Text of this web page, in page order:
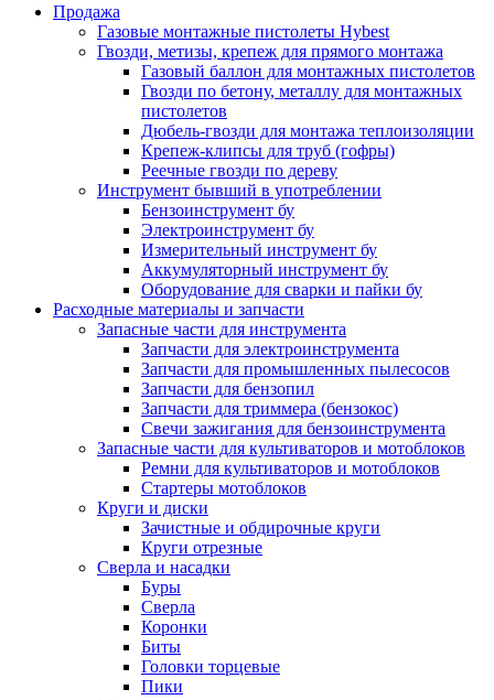
Продажа
Газовые монтажные пистолеты Hybest
Гвозди, метизы, крепеж для прямого монтажа
Газовый баллон для монтажных пистолетов
Гвозди по бетону, металлу для монтажных
пистолетов
Дюбель-гвозди для монтажа теплоизоляции
Крепеж-клипсы для труб (гофры)
Реечные гвозди по дереву
Инструмент бывший в употреблении
Бензоинструмент бу
Электроинструмент бу
Измерительный инструмент бу
Аккумуляторный инструмент бу
Оборудование для сварки и пайки бу
Расходные материалы и запчасти
Запасные части для инструмента
Запчасти для электроинструмента
Запчасти для промышленных пылесосов
Запчасти для бензопил
Запчасти для триммера (бензокос)
Свечи зажигания для бензоинструмента
Запасные части для культиваторов и мотоблоков
Ремни для культиваторов и мотоблоков
Стартеры мотоблоков
Круги и диски
Зачистные и обдирочные круги
Круги отрезные
Сверла и насадки
Буры
Сверла
Коронки
Биты
Головки торцевые
Пики